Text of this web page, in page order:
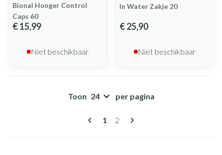
Bional Honger Control
Caps 60
€ 15,99
Niet beschikbaar
In Water Zakje 20
€ 25,90
Niet beschikbaar
Pagina's
U lees momenteel pagina
1 Pagina
2
Toon per pagina